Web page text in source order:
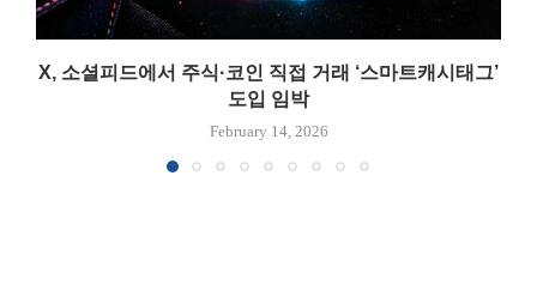
X, 소셜피드에서 주식·코인 직접 거래 ‘스마트캐시태그’
도입 임박
February 14, 2026